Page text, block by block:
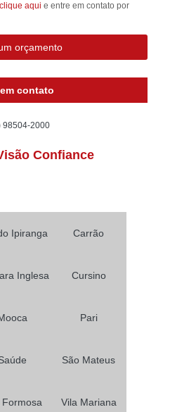
clique aqui e entre em contato por
orçamento
contato
98504-2000
Confiance
Ipiranga Carrão
Inglesa Cursino
Pari
São Mateus
Formosa Vila Mariana